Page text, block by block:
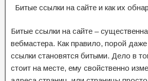
Битые ссылки на сайте и как их
Битые ссылки на сайте –
вебмастера. Как правило, порой
ссылки становятся битыми. Дело в
стоит на месте, ему свойственно